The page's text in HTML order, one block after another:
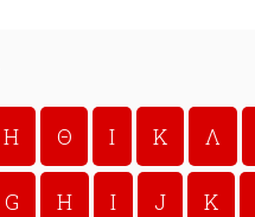
Η Θ Ι Κ Λ
G H I J K